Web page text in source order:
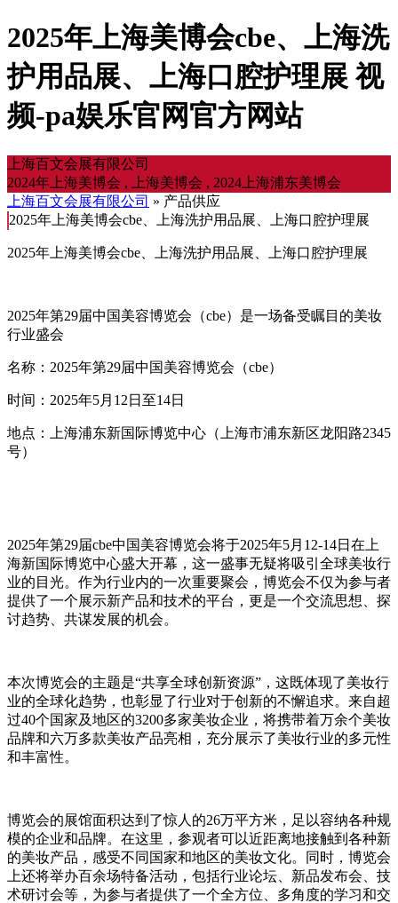
2025年上海美博会cbe、上海洗
护用品展、上海口腔护理展 视
频-pa娱乐官网官方网站
上海百文会展有限公司
2024年上海美博会 , 上海美博会 , 2024上海浦东美博会
上海百文会展有限公司 » 产品供应
2025年上海美博会cbe、上海洗护用品展、上海口腔护理展
2025年上海美博会cbe、上海洗护用品展、上海口腔护理展
2025年第29届中国美容博览会（cbe）是一场备受瞩目的美妆
行业盛会
名称：2025年第29届中国美容博览会（cbe）
时间：2025年5月12日至14日
地点：上海浦东新国际博览中心（上海市浦东新区龙阳路2345
号）
2025年第29届cbe中国美容博览会将于2025年5月12-14日在上
海新国际博览中心盛大开幕，这一盛事无疑将吸引全球美妆行
业的目光。作为行业内的一次重要聚会，博览会不仅为参与者
提供了一个展示新产品和技术的平台，更是一个交流思想、探
讨趋势、共谋发展的机会。
本次博览会的主题是“共享全球创新资源”，这既体现了美妆行
业的全球化趋势，也彰显了行业对于创新的不懈追求。来自超
过40个国家及地区的3200多家美妆企业，将携带着万余个美妆
品牌和六万多款美妆产品亮相，充分展示了美妆行业的多元性
和丰富性。
博览会的展馆面积达到了惊人的26万平方米，足以容纳各种规
模的企业和品牌。在这里，参观者可以近距离地接触到各种新
的美妆产品，感受不同国家和地区的美妆文化。同时，博览会
上还将举办百余场特备活动，包括行业论坛、新品发布会、技
术研讨会等，为参与者提供了一个全方位、多角度的学习和交